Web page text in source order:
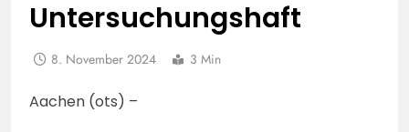
Untersuchungshaft
8. November 2024 3 Min
Aachen (ots) –